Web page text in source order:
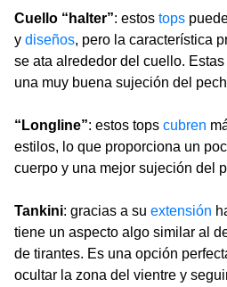
Cuello “halter”: estos tops
y diseños, pero la característica
se ata alrededor del cuello.
una muy buena sujeción del
“Longline”: estos tops cubren
estilos, lo que proporciona un
cuerpo y una mejor sujeción del
Tankini: gracias a su extensión
tiene un aspecto algo similar al
de tirantes. Es una opción
ocultar la zona del vientre y